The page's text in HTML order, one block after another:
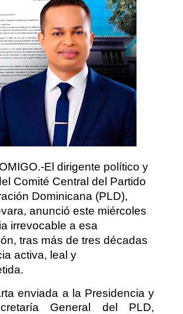
El dirigente político y
Comité Central del Partido
Dominicana (PLD),
anunció este miércoles
irrevocable a esa
tras más de tres décadas
activa, leal y
enviada a la Presidencia y
General del PLD,